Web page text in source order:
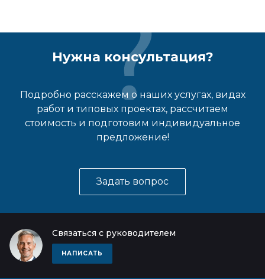
Нужна консультация?
Подробно расскажем о наших услугах, видах
работ и типовых проектах, рассчитаем
стоимость и подготовим индивидуальное
предложение!
Задать вопрос
Связаться с руководителем
НАПИСАТЬ